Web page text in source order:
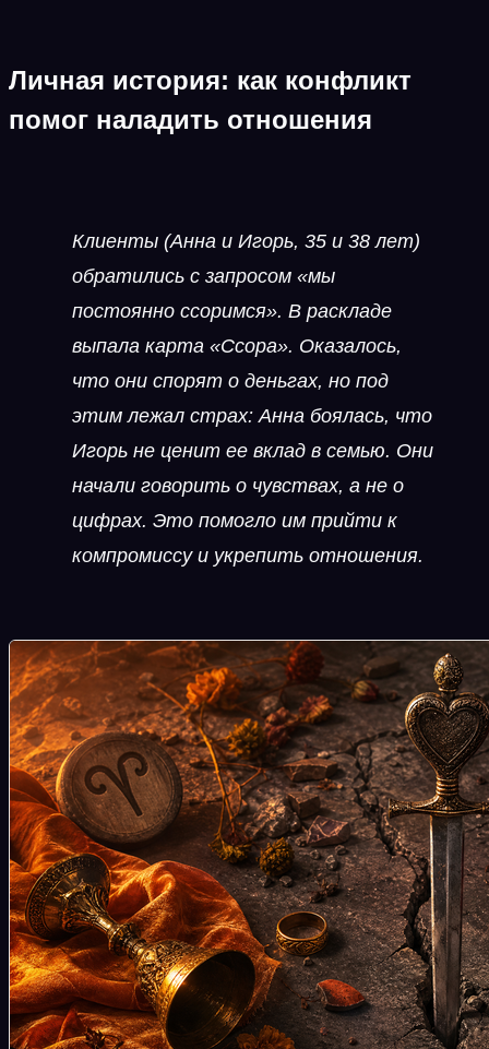
Личная история: как конфликт
помог наладить отношения
Клиенты (Анна и Игорь, 35 и 38 лет)
обратились с запросом «мы
постоянно ссоримся». В раскладе
выпала карта «Ссора». Оказалось,
что они спорят о деньгах, но под
этим лежал страх: Анна боялась, что
Игорь не ценит ее вклад в семью. Они
начали говорить о чувствах, а не о
цифрах. Это помогло им прийти к
компромиссу и укрепить отношения.